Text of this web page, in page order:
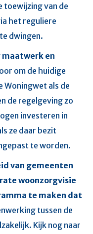
toewijzing van de
het reguliere
dwingen.
en
om de huidige
Woningwet als de
de regelgeving zo
investeren in
ze daar bezit
te worden.
van gemeenten
woonzorgvisie
te maken dat
tussen de
Kijk nog naar